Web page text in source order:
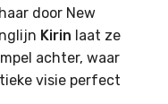
door New
Kirin laat ze
achter, waar
visie perfect